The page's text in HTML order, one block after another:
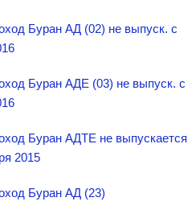
Буран АД (02) не выпуск. с
Буран АДЕ (03) не выпуск. с
Буран АДТЕ не
2015
Буран АД (23)